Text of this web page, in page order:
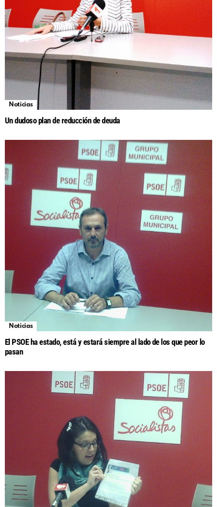
Noticias
Un dudoso plan de reducción de deuda
Noticias
El PSOE ha estado, está y estará siempre al lado de los que peor lo
pasan